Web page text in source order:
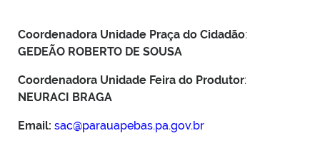
Coordenadora Unidade Praça do Cidadão:
GEDEÃO ROBERTO DE SOUSA
Coordenadora Unidade Feira do Produtor:
NEURACI BRAGA
Email: sac@parauapebas.pa.gov.br